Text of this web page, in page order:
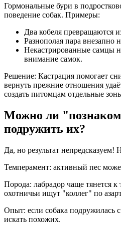
Гормональные бури в
поведение собак. Примеры:
Два кобеля превращаются
Разнополая пара внезапно
Некастрированные самцы
внимание самок.
Решение: Кастрация помогает
вернуть прежние отношения
создать питомцам отдельные
Можно ли
подружить их?
Да, но результат непредсказуем!
Темперамент: активный пес
Порода: лабрадор чаще тянется
охотничьи ищут "коллег" по
Опыт: если собака подружилась
искать похожих.